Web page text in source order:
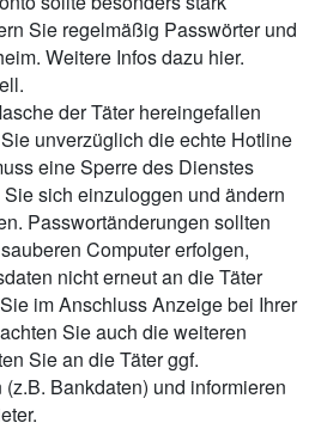
Sie regelmäßig Passwörter und
Weitere Infos dazu hier.
der Täter hereingefallen
unverzüglich die echte Hotline
eine Sperre des Dienstes
sich einzuloggen und ändern
Passwortänderungen sollten
Computer erfolgen,
nicht erneut an die Täter
im Anschluss Anzeige bei Ihrer
Sie auch die weiteren
Sie an die Täter ggf.
Bankdaten) und informieren